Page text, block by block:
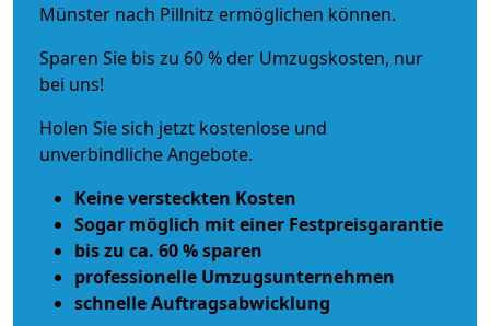
Münster nach Pillnitz ermöglichen können.
Sparen Sie bis zu 60 % der Umzugskosten, nur
bei uns!
Holen Sie sich jetzt kostenlose und
unverbindliche Angebote.
Keine versteckten Kosten
Sogar möglich mit einer Festpreisgarantie
bis zu ca. 60 % sparen
professionelle Umzugsunternehmen
schnelle Auftragsabwicklung